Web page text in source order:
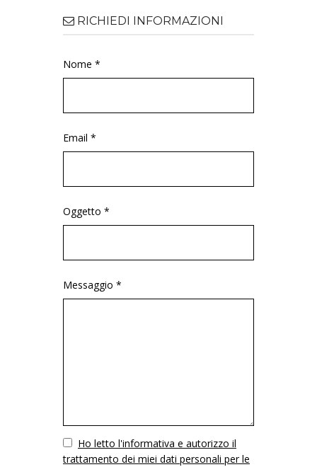
RICHIEDI INFORMAZIONI
Nome *
Email *
Oggetto *
Messaggio *
VuotoHo letto l'informativa e autorizzo il
trattamento dei miei dati personali per le